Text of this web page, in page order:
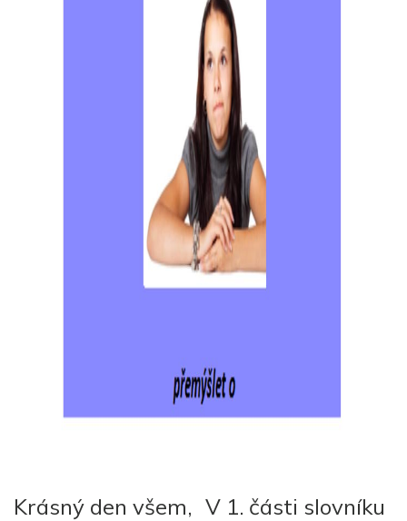
Krásný den všem, V 1. části slovníku